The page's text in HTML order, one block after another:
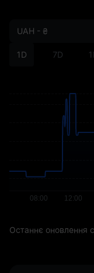
1D 7D
UAH - ₴
Останнє оновлення